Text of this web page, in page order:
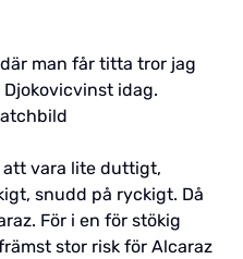
man får titta tror jag
idag.
att vara lite duttigt,
snudd på ryckigt. Då
För i en för stökig
stor risk för Alcaraz